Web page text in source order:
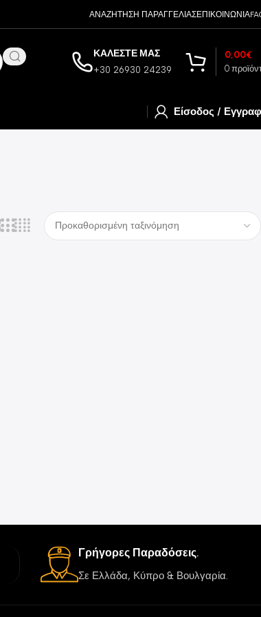
ΑΝΑΖΗΤΗΣΗ ΠΑΡΑΓΓΕΛΙΑΣΕΠΙΚΟΙΝΩΝΙΑ
ΚΑΛΕΣΤΕ ΜΑΣ
+30 26930 24239 0
0,00€
Είσοδος /
Γρήγορες Παραδόσεις.
Σε Ελλάδα, Κύπρο & Βουλγαρία.